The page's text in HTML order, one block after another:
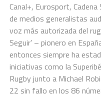
Canal+, Eurosport,
de medios generalistas
voz más autorizada del
Seguir’ – pionero en
entonces siempre ha
iniciativas como la
Rugby junto a Michael
22 sin fallo en los 86